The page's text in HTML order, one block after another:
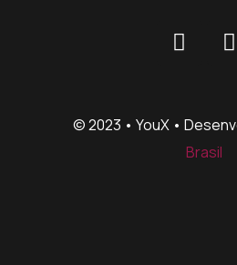
© 2023 • YouX •
Brasil